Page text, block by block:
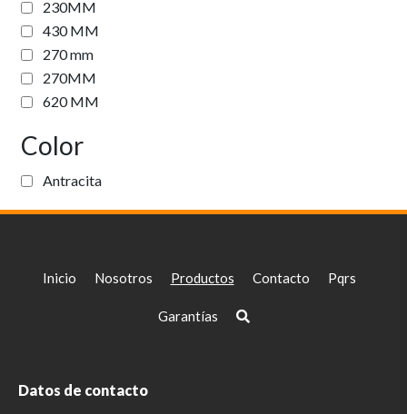
230MM
430 MM
270 mm
270MM
620 MM
Color
Antracita
Inicio Nosotros Productos Contacto Pqrs
Garantías
Datos de contacto